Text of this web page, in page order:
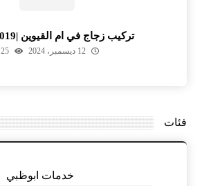
تركيب زجاج في ام القيوين |0564421019
12 ديسمبر، 2024 25
فئات
خدمات ابوظبي